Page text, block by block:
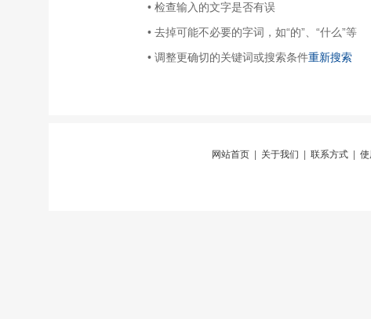
• 检查输入的文字是否有误
• 去掉可能不必要的字词，如“的”、“什么”等
• 调整更确切的关键词或搜索条件重新搜索
网站首页 关于我们 联系方式 使